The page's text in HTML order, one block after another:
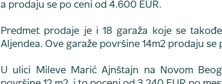
a prodaju se po ceni od 4.600 EUR.
Predmet prodaje je i 18 garaža koje se
Aljendea. Ove garaže površine 14m2 prodaju se
U ulici Mileve Marić Ajnštajn na Novom